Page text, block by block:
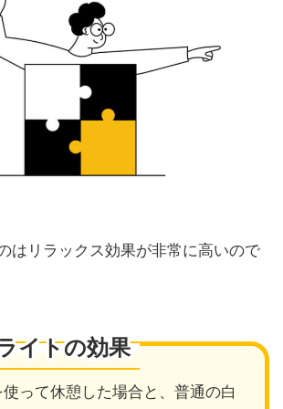
はリラックス効果が非常に高いので
イトの効果
って休憩した場合と、普通の白